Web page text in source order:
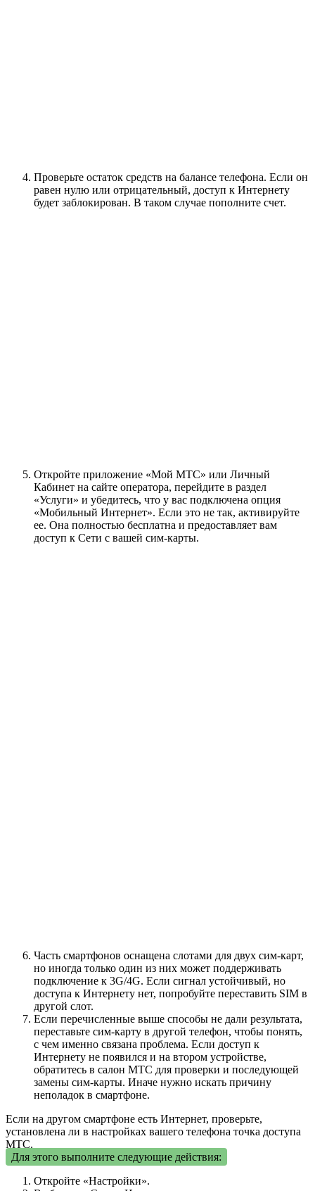
Проверьте остаток средств на балансе телефона. Если он
равен нулю или отрицательный, доступ к Интернету
будет заблокирован. В таком случае пополните счет.
Откройте приложение «Мой МТС» или Личный
Кабинет на сайте оператора, перейдите в раздел
«Услуги» и убедитесь, что у вас подключена опция
«Мобильный Интернет». Если это не так, активируйте
ее. Она полностью бесплатна и предоставляет вам
доступ к Сети с вашей сим-карты.
Часть смартфонов оснащена слотами для двух сим-карт,
но иногда только один из них может поддерживать
подключение к 3G/4G. Если сигнал устойчивый, но
доступа к Интернету нет, попробуйте переставить SIM в
другой слот.
Если перечисленные выше способы не дали результата,
переставьте сим-карту в другой телефон, чтобы понять,
с чем именно связана проблема. Если доступ к
Интернету не появился и на втором устройстве,
обратитесь в салон МТС для проверки и последующей
замены сим-карты. Иначе нужно искать причину
неполадок в смартфоне.
Если на другом смартфоне есть Интернет, проверьте,
установлена ли в настройках вашего телефона точка доступа
МТС.
Для этого выполните следующие действия:
Откройте «Настройки».